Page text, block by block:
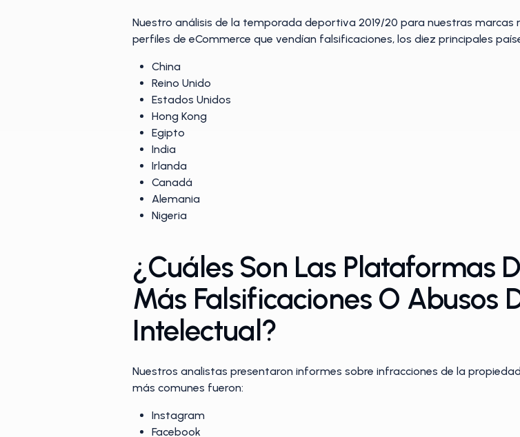
Nuestro análisis de la temporada deportiva 2019/20 para nuestras marcas
perfiles de eCommerce que vendían falsificaciones, los diez principales
China
Reino Unido
Estados Unidos
Hong Kong
Egipto
India
Irlanda
Canadá
Alemania
Nigeria
¿Cuáles Son Las Plataformas
Más Falsificaciones O Abusos
Intelectual?
Nuestros analistas presentaron informes sobre infracciones de la
más comunes fueron:
Instagram
Facebook